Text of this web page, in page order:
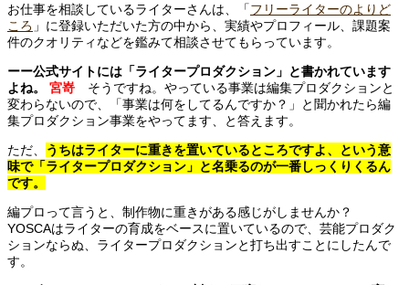
お仕事を相談しているライターさんは、「フリーライターのよりど
ころ 」に登録いただいた方の中から、実績やプロフィール、課題案
件のクオリティなどを鑑みて相談させてもらっています。
ーー公式サイトには「ライタープロダクション」と書かれています
よね。
宮嵜 そうですね。やっている事業は編集プロダクションと
変わらないので、「事業は何をしてるんですか？」と聞かれたら編
集プロダクション事業をやってます、と答えます。
ただ、
うちはライターに重きを置いているところですよ、という意
味で「ライタープロダクション」と名乗るのが一番しっくりくるん
です。
編プロって言うと、制作物に重きがある感じがしませんか？
YOSCAはライターの育成をベースに置いているので、芸能プロダク
ションならぬ、ライタープロダクションと打ち出すことにしたんで
す。